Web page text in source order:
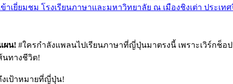
าเยี่ยมชม โรงเรียนภาษาและมหาวิทยาลัย ณ เมืองชิงเต่า ประเท
ผน! #ใครกำลังแพลนไปเรียนภาษาที่ญี่ปุ่นมาตรงนี้ เพราะเวิร์กช็อ
ทางชีวิต!
งเป้าหมายที่ญี่ปุ่น!